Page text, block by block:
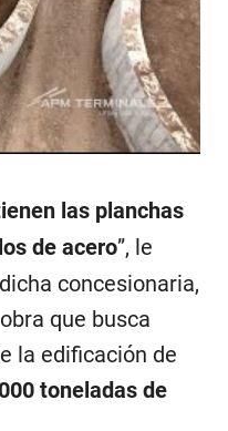
las planchas
de acero”, le
concesionaria,
que busca
la edificación de
toneladas de